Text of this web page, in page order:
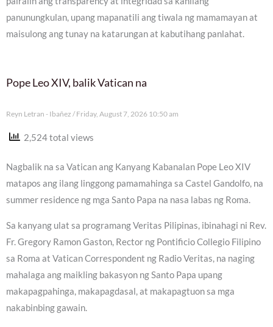
panunungkulan, upang mapanatili ang tiwala ng mamamayan at
maisulong ang tunay na katarungan at kabutihang panlahat.
Pope Leo XIV, balik Vatican na
Reyn Letran - Ibañez Friday, August 7, 2026 10:50 am
2,524 total views
Nagbalik na sa Vatican ang Kanyang Kabanalan Pope Leo XIV
matapos ang ilang linggong pamamahinga sa Castel Gandolfo, na
summer residence ng mga Santo Papa na nasa labas ng Roma.
Sa kanyang ulat sa programang Veritas Pilipinas, ibinahagi ni Rev.
Fr. Gregory Ramon Gaston, Rector ng Pontificio Collegio Filipino
sa Roma at Vatican Correspondent ng Radio Veritas, na naging
mahalaga ang maikling bakasyon ng Santo Papa upang
makapagpahinga, makapagdasal, at makapagtuon sa mga
nakabinbing gawain.